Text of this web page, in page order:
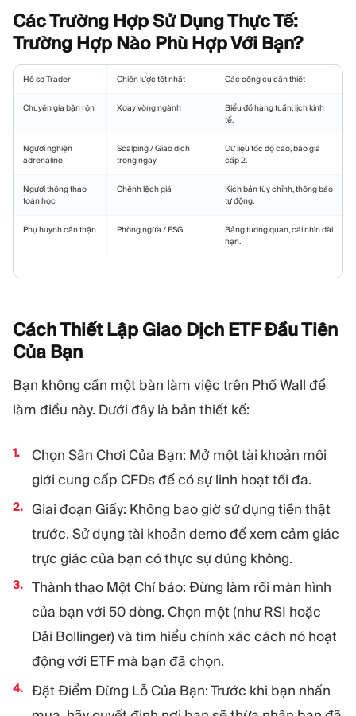
Các Trường Hợp Sử Dụng Thực Tế:
Trường Hợp Nào Phù Hợp Với Bạn?
Hồ sơ Trader Chiến lược tốt nhất Các công cụ cần thiết
Chuyên gia bận rộn Xoay vòng ngành
Biểu đồ hàng tuần, lịch kinh
tế.
Người nghiện
adrenaline
Scalping / Giao dịch
trong ngày
Dữ liệu tốc độ cao, báo giá
cấp 2.
Người thông thạo
toán học
Chênh lệch giá
Kịch bản tùy chỉnh, thông báo
tự động.
Phụ huynh cẩn thận Phòng ngừa / ESG
Bảng tương quan, cái nhìn dài
hạn.
Cách Thiết Lập Giao Dịch ETF Đầu Tiên
Của Bạn
Bạn không cần một bàn làm việc trên Phố Wall để
làm điều này. Dưới đây là bản thiết kế:
Chọn Sân Chơi Của Bạn: Mở một tài khoản môi
giới cung cấp CFDs để có sự linh hoạt tối đa.
Giai đoạn Giấy: Không bao giờ sử dụng tiền thật
trước. Sử dụng tài khoản demo để xem cảm giác
trực giác của bạn có thực sự đúng không.
Thành thạo Một Chỉ báo: Đừng làm rối màn hình
của bạn với 50 dòng. Chọn một (như RSI hoặc
Dải Bollinger) và tìm hiểu chính xác cách nó hoạt
động với ETF mà bạn đã chọn.
Đặt Điểm Dừng Lỗ Của Bạn: Trước khi bạn nhấn